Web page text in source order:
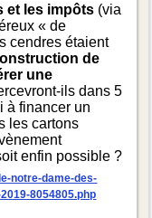
et les impôts (via
« de
cendres étaient
de
une
ils dans 5
à financer un
les cartons
enfin possible ?
notre-dame-des-
8054805.php